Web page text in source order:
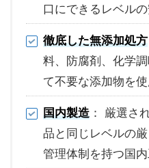
口にできるレベル
徹底した無添加処方
料、防腐剤、化学
て不要な添加物を使
国内製造 ： 厳選さ
品と同じレベルの
管理体制を持つ国